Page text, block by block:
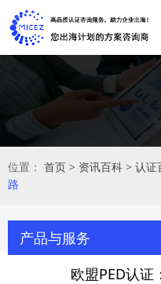
位置： 首页 > 资讯百科 > 认证
路
产品与服务
欧盟PED认证